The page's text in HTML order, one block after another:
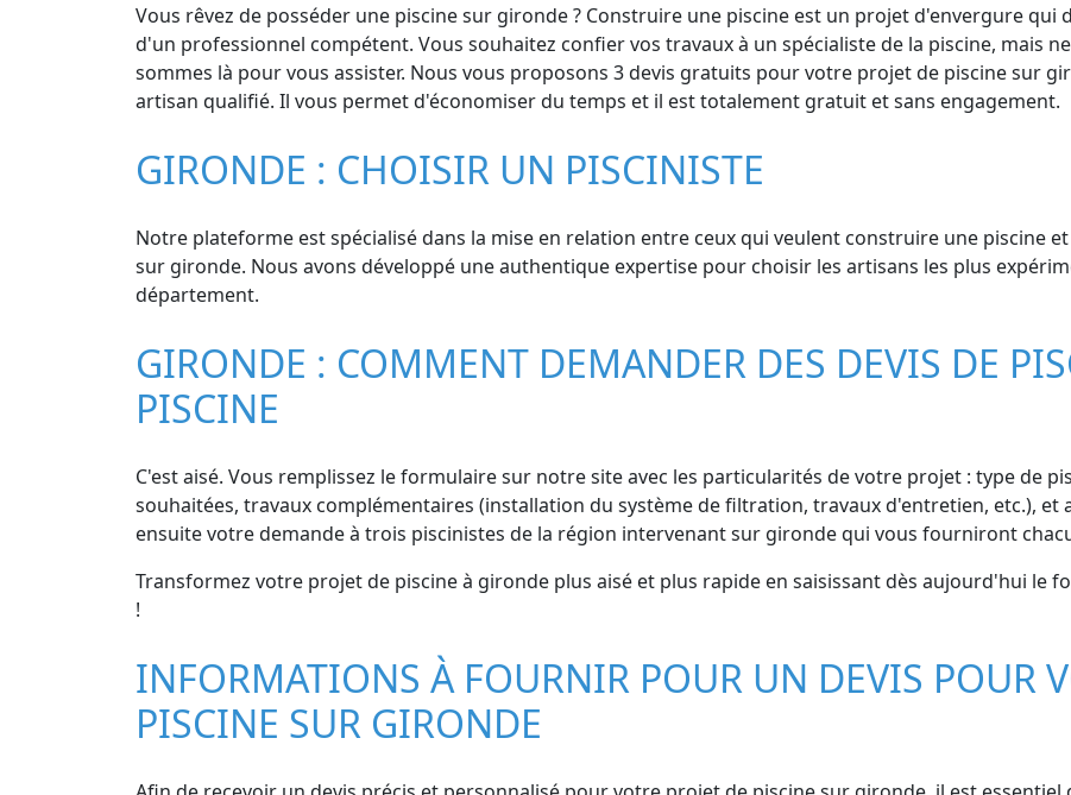
Vous rêvez de posséder une piscine sur gironde ? Construire une piscine est un projet d'envergure qui
d'un professionnel compétent. Vous souhaitez confier vos travaux à un spécialiste de la piscine, mais
sommes là pour vous assister. Nous vous proposons 3 devis gratuits pour votre projet de piscine sur
artisan qualifié. Il vous permet d'économiser du temps et il est totalement gratuit et sans engagement.
GIRONDE : CHOISIR UN PISCINISTE
Notre plateforme est spécialisé dans la mise en relation entre ceux qui veulent construire une piscine
sur gironde. Nous avons développé une authentique expertise pour choisir les artisans les plus
département.
GIRONDE : COMMENT DEMANDER DES DEVIS DE
PISCINE
C'est aisé. Vous remplissez le formulaire sur notre site avec les particularités de votre projet : type de
souhaitées, travaux complémentaires (installation du système de filtration, travaux d'entretien, etc.),
ensuite votre demande à trois piscinistes de la région intervenant sur gironde qui vous fourniront
Transformez votre projet de piscine à gironde plus aisé et plus rapide en saisissant dès aujourd'hui le
!
INFORMATIONS À FOURNIR POUR UN DEVIS POUR
PISCINE SUR GIRONDE